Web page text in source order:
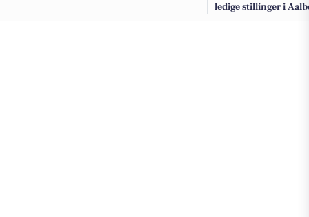
ledige stillinger i